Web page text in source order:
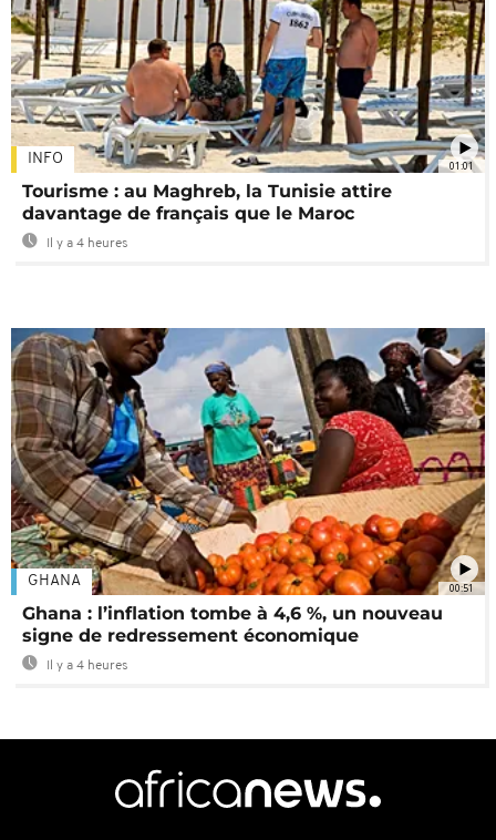
01:01
INFO
Tourisme : au Maghreb, la Tunisie attire
davantage de français que le Maroc
Il y a 4 heures
00:51
GHANA
Ghana : l’inflation tombe à 4,6 %, un nouveau
signe de redressement économique
Il y a 4 heures